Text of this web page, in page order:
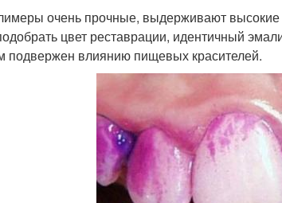
очень прочные, выдерживают
цвет реставрации, идентичный
подвержен влиянию пищевых красителей.